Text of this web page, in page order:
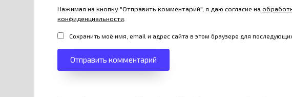
Нажимая на кнопку "Отправить комментарий", я даю согласие на
конфиденциальности
Сохранить моё имя, email и адрес сайта в этом браузере для